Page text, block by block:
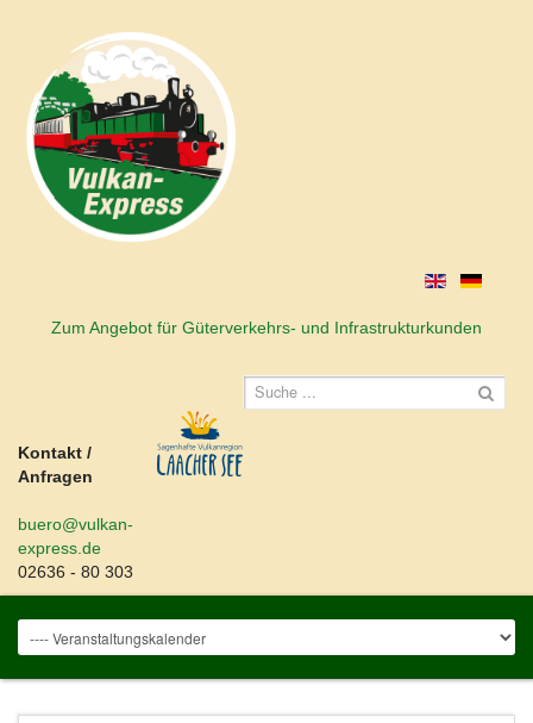
Zum Angebot für Güterverkehrs- und Infrastrukturkunden
Kontakt /
Anfragen
buero@vulkan-
express.de
02636 - 80 303